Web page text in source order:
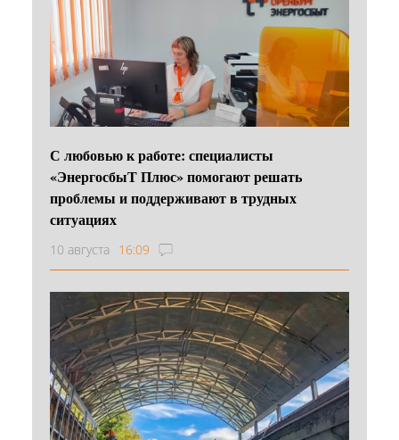
С любовью к работе: специалисты
«ЭнергосбыТ Плюс» помогают решать
проблемы и поддерживают в трудных
ситуациях
10 августа 16:09